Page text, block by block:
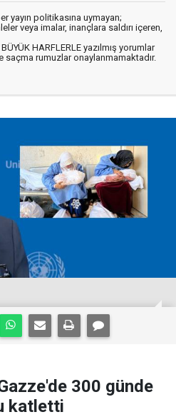
yayın politikasına uymayan;
veya imalar, inançlara saldırı içeren,
HARFLERLE yazılmış yorumlar
saçma rumuzlar onaylanmamaktadır.
300 günde
katletti